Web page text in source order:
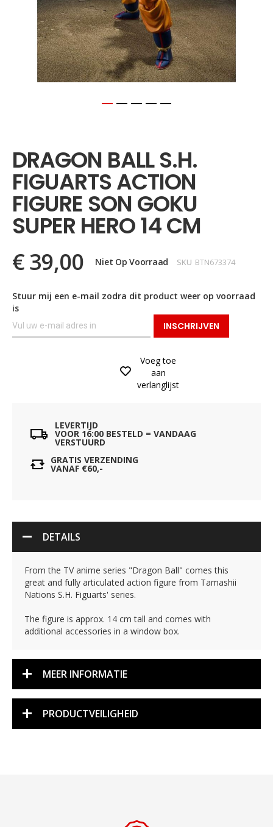
begin
van
de
afbeeldingen-
gallerij
DRAGON BALL S.H.
FIGUARTS ACTION
FIGURE SON GOKU
SUPER HERO 14 CM
€ 39,00 Niet Op Voorraad SKU BTN673374
Stuur mij een e-mail zodra dit product weer op voorraad
is
INSCHRIJVEN
Voeg toe
aan
verlanglijst
LEVERTIJD
VOOR 16:00 BESTELD = VANDAAG
VERSTUURD
GRATIS VERZENDING
VANAF €60,-
DETAILS
From the TV anime series "Dragon Ball" comes this
great and fully articulated action figure from Tamashii
Nations S.H. Figuarts' series.
The figure is approx. 14 cm tall and comes with
additional accessories in a window box.
MEER INFORMATIE
PRODUCTVEILIGHEID